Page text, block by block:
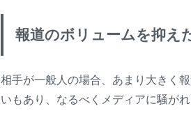
報道のボリュームを抑え
相手が一般人の場合、あまり大きく
いもあり、なるべくメディアに騒が